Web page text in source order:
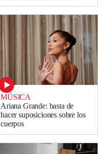
MÚSICA
Ariana Grande: basta de
hacer suposiciones sobre los
cuerpos